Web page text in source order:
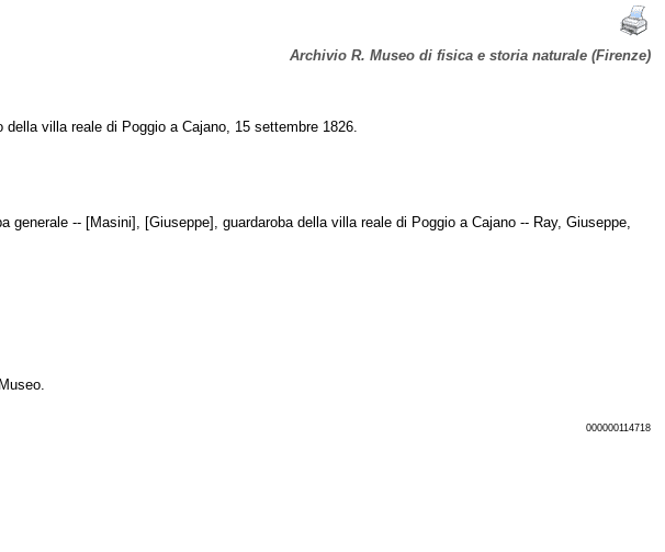
Archivio R. Museo di fisica e storia naturale (Firenze)
villa reale di Poggio a Cajano, 15 settembre 1826.
generale -- [Masini], [Giuseppe], guardaroba della villa reale di Poggio a Cajano -- Ray, Giuseppe,
000000114718